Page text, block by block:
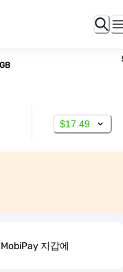
$17.49
지갑에